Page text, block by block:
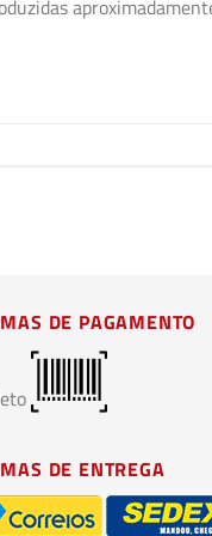
BIODEGRADÁVEIS E
O FUTURO
e Compostagem.
são materiais
DE PAGAMENTO
DE ENTREGA